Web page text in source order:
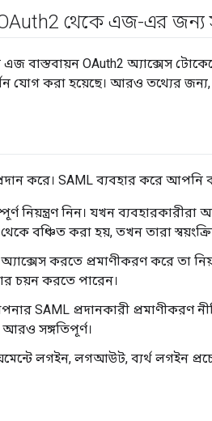
থেকে এজ-এর
এজ বাস্তবায়ন OAuth2 অ্যাক্সেস
যোগ করা হয়েছে। আরও তথ্যের জন্য,
করে। SAML ব্যবহার করে আপনি
নিয়ন্ত্রণ নিন। যখন
থেকে বঞ্চিত করা হয়, তখন তারা
করতে প্রমাণীকরণ করে তা
চয়ন করতে পারেন।
SAML প্রদানকারী
আরও সঙ্গতিপূর্ণ।
লগইন, লগআউট, ব্যর্থ লগইন